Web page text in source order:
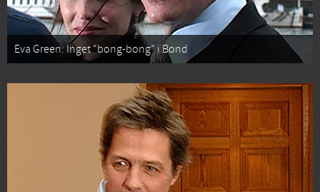
Eva Green: Inget “bong-bong” i Bond